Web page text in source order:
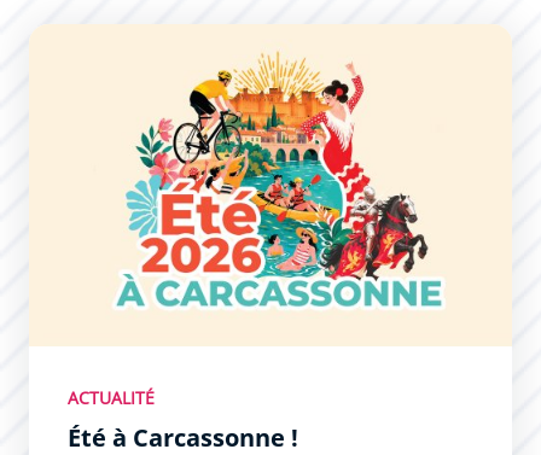
Été à Carcassonne !
ACTUALITÉ
Été à Carcassonne !